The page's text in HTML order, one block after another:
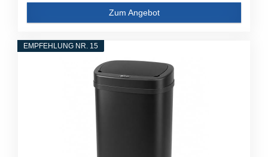
Zum Angebot
EMPFEHLUNG NR. 15